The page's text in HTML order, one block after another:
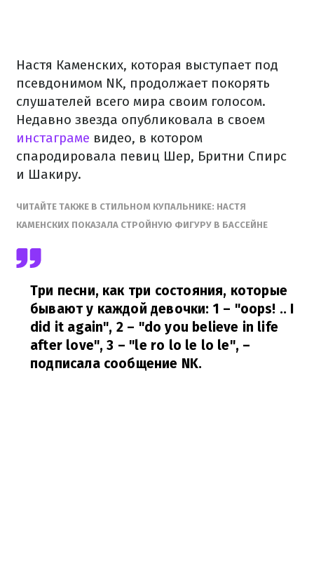
Настя Каменских, которая выступает под
псевдонимом NK, продолжает покорять
слушателей всего мира своим голосом.
Недавно звезда опубликовала в своем
инстаграме видео, в котором
спародировала певиц Шер, Бритни Спирс
и Шакиру.
ЧИТАЙТЕ ТАКЖЕ В СТИЛЬНОМ КУПАЛЬНИКЕ: НАСТЯ
КАМЕНСКИХ ПОКАЗАЛА СТРОЙНУЮ ФИГУРУ В БАССЕЙНЕ
Три песни, как три состояния, которые
бывают у каждой девочки: 1 – "oops! .. I
did it again", 2 – "do you believe in life
after love", 3 – "le ro lo le lo le", –
подписала сообщение NK.